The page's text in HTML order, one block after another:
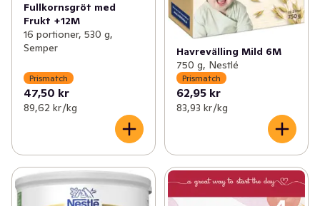
Fullkornsgröt med
Frukt +12M
16 portioner, 530 g,
Semper
Prismatch
47,50 kr
89,62 kr /kg
Havrevälling Mild 6M
750 g, Nestlé
Prismatch
62,95 kr
83,93 kr /kg